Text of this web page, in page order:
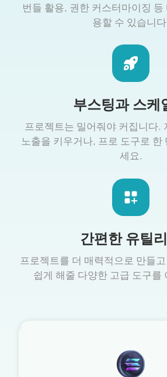
번들 활용, 권한 커스터마이징
용할 수 있습니
부스팅과 스케
프로젝트는 밀어줘야 커집니다.
노출을 키우거나, 프로 도구로 한
세요.
간편한 유틸
프로젝트를 더 매력적으로 만들
쉽게 해줄 다양한 고급 도구를